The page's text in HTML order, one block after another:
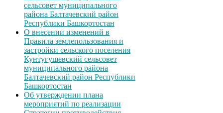
сельсовет муниципального
района Балтачевский район
Республики Башкортостан
О внесении изменений в
Правила землепользования и
застройки сельского поселения
Кунтугушевский сельсовет
муниципального района
Балтачевский район Республики
Башкортостан
Об утверждении плана
мероприятий по реализации